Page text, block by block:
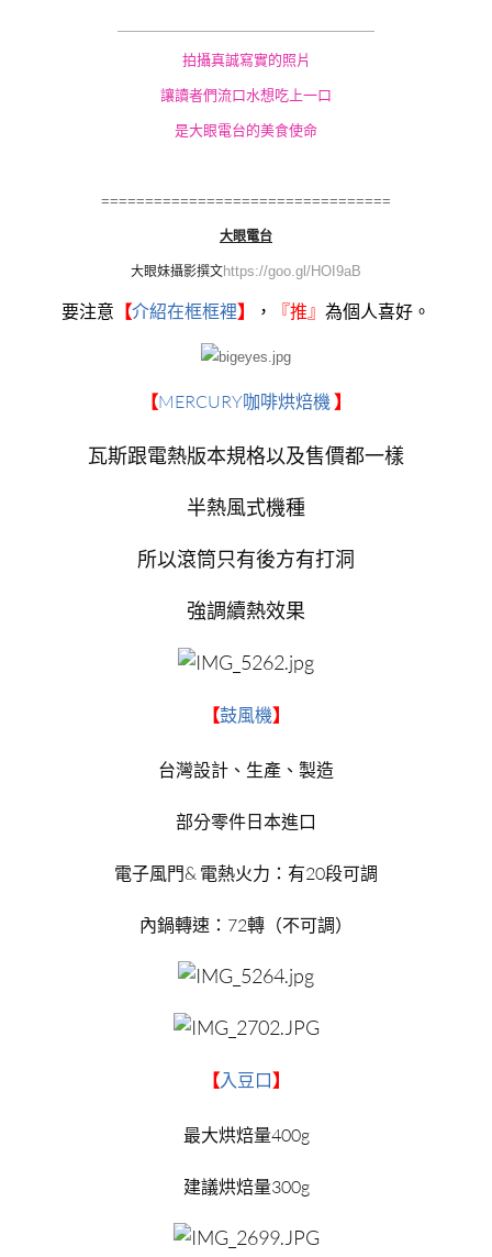
拍攝真誠寫實的照片
讓讀者們流口水想吃上一口
是大眼電台的美食使命
=================================
大眼電台
大眼妹攝影撰文https://goo.gl/HOI9aB
要注意 【介紹在框框裡】 ， 『推』 為個人喜好。
【MERCURY咖啡烘焙機 】
瓦斯跟電熱版本規格以及售價都一樣
半熱風式機種
所以滾筒只有後方有打洞
強調續熱效果
【鼓風機】
台灣設計、生產、製造
部分零件日本進口
電子風門& 電熱火力：有20段可調
內鍋轉速：72轉（不可調）
【 入豆口 】
最大烘焙量400g
建議烘焙量300g